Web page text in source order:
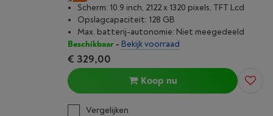
Scherm: 10.9 inch, 2122 x 1320 pixels, TFT Lcd
Opslagcapaciteit: 128 GB
Max. batterij-autonomie: Niet meegedeeld
Beschikbaar- Bekijk voorraad
€ 329,00
Koop nu
Vergelijken